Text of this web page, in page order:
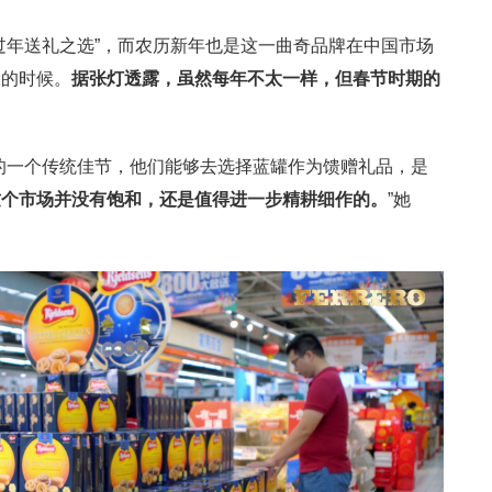
送礼之选”，而农历新年也是这一曲奇品牌在中国市场
时候。 据张灯透露，虽然每年不太一样，但春节时期的
个传统佳节，他们能够去选择蓝罐作为馈赠礼品，是
市场并没有饱和，还是值得进一步精耕细作的。 ”她